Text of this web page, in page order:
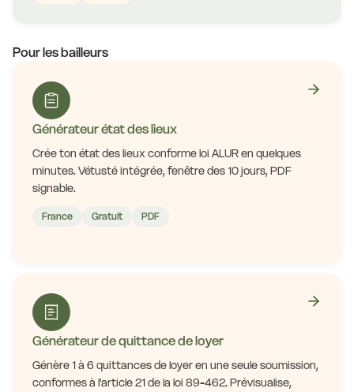
Pour les bailleurs
Générateur état des lieux
Crée ton état des lieux conforme loi ALUR en quelques
minutes. Vétusté intégrée, fenêtre des 10 jours, PDF
signable.
France Gratuit PDF
Générateur de quittance de loyer
Génère 1 à 6 quittances de loyer en une seule soumission,
conformes à l'article 21 de la loi 89-462. Prévisualise,